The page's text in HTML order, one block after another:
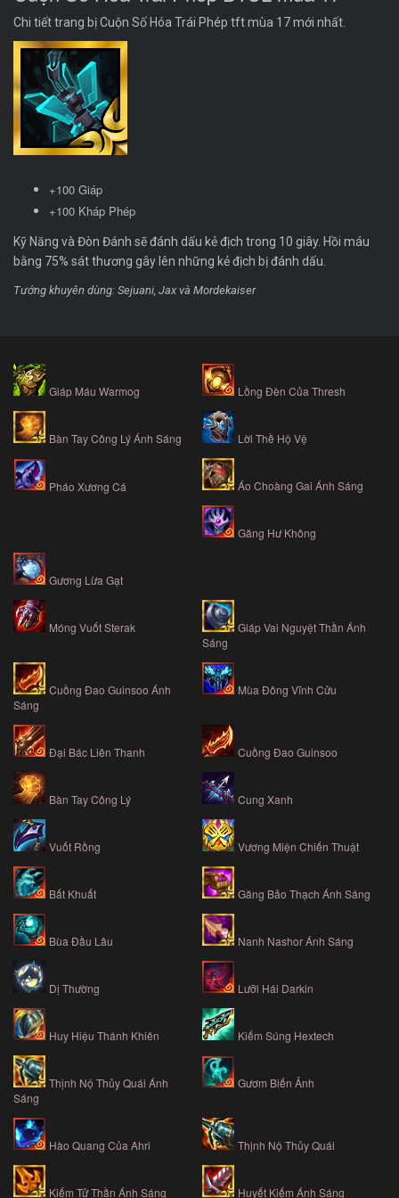
Chi tiết trang bị Cuộn Số Hóa Trái Phép tft mùa 17 mới nhất.
+100 Giáp
+100 Kháp Phép
Kỹ Năng và Đòn Đánh sẽ đánh dấu kẻ địch trong 10 giây. Hồi máu
bằng 75% sát thương gây lên những kẻ địch bị đánh dấu.
Tướng khuyên dùng: Sejuani, Jax và Mordekaiser
Giáp Máu Warmog Lồng Đèn Của Thresh
Bàn Tay Công Lý Ánh Sáng Lời Thề Hộ Vệ
Pháo Xương Cá Áo Choàng Gai Ánh Sáng
Găng Hư Không
Gương Lừa Gạt
Móng Vuốt Sterak
Giáp Vai Nguyệt Thần Ánh
Sáng
Cuồng Đao Guinsoo Ánh
Sáng
Mùa Đông Vĩnh Cửu
Đại Bác Liên Thanh Cuồng Đao Guinsoo
Bàn Tay Công Lý Cung Xanh
Vuốt Rồng Vương Miện Chiến Thuật
Bất Khuất Găng Bảo Thạch Ánh Sáng
Bùa Đầu Lâu Nanh Nashor Ánh Sáng
Dị Thường Lưỡi Hái Darkin
Huy Hiệu Thánh Khiên Kiếm Súng Hextech
Thịnh Nộ Thủy Quái Ánh
Sáng
Gươm Biến Ảnh
Hào Quang Của Ahri Thịnh Nộ Thủy Quái
Kiếm Tử Thần Ánh Sáng Huyết Kiếm Ánh Sáng